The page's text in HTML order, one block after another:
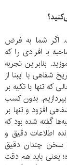
اگر شما به فرض
با افرادی را که
بنابراین تجربه
شفاهی با ایبنا از
که تنها با تکیه بر
بدون کسب
افزود و تنها بر
گفته شده بود که
اطلاعات دقیق و
سخن چندان دقیق
یعنی باید هم دقت